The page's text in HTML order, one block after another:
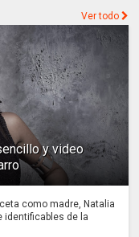
Ver todo
y video
como madre, Natalia
identificables de la